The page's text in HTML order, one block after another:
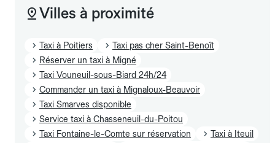
Villes à proximité
Taxi à Poitiers
Taxi pas cher Saint-Benoît
Réserver un taxi à Migné
Taxi Vouneuil-sous-Biard 24h/24
Commander un taxi à Mignaloux-Beauvoir
Taxi Smarves disponible
Service taxi à Chasseneuil-du-Poitou
Taxi Fontaine-le-Comte sur réservation
Taxi à Iteuil